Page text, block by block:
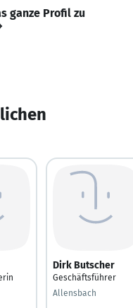
ganze Profil zu
Dirk Butscher
Geschäftsführer
Allensbach